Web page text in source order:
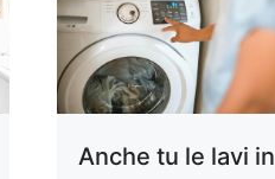
Anche tu le lavi in